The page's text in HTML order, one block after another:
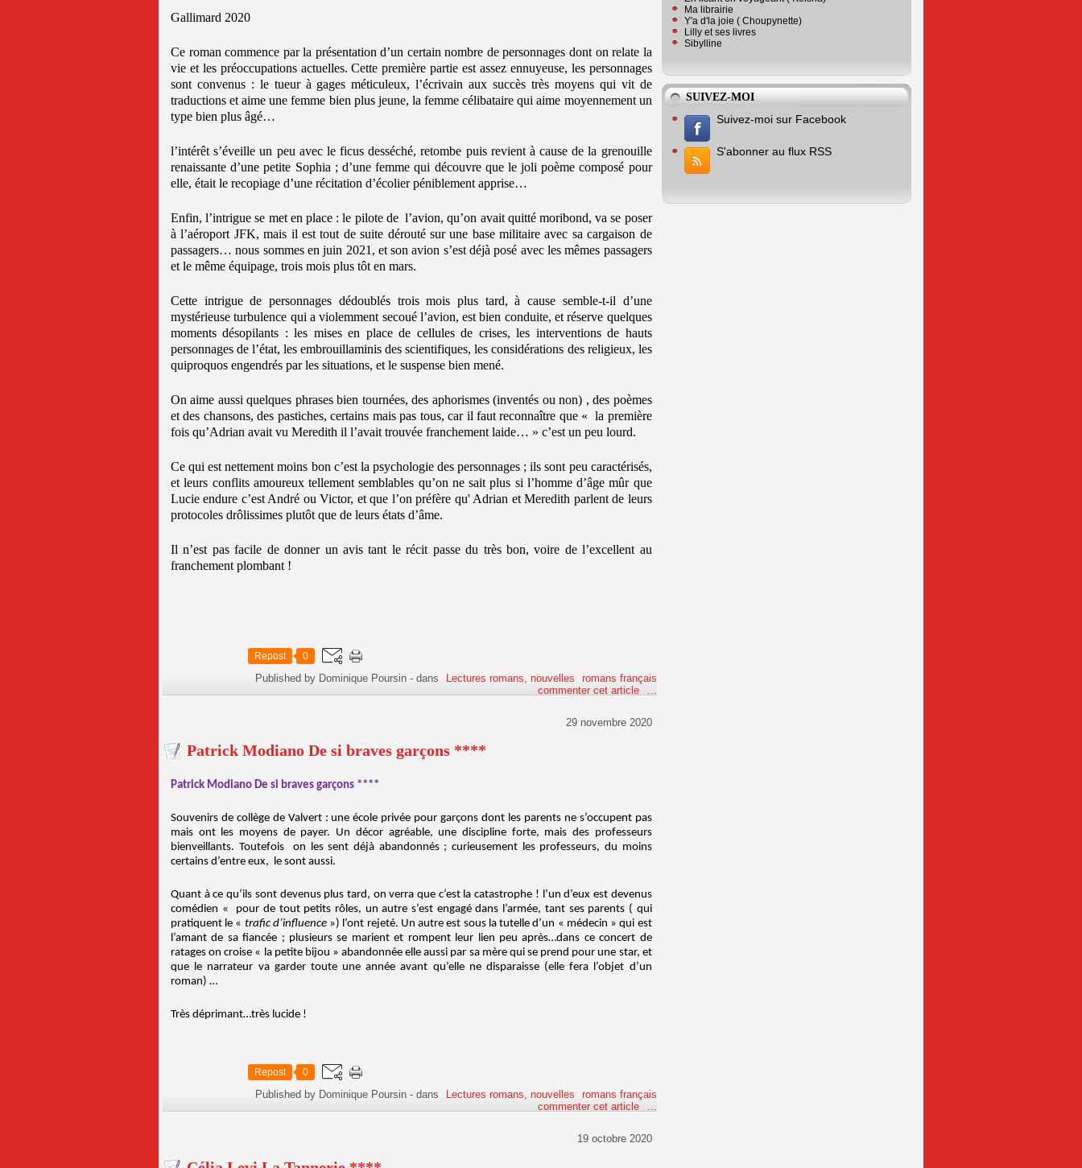
Gallimard 2020
Ce roman commence par la présentation d’un certain nombre de personnages dont on relate la
vie et les préoccupations actuelles. Cette première partie est assez ennuyeuse, les personnages
sont convenus : le tueur à gages méticuleux, l’écrivain aux succès très moyens qui vit de
traductions et aime une femme bien plus jeune, la femme célibataire qui aime moyennement un
type bien plus âgé…
l’intérêt s’éveille un peu avec le ficus desséché, retombe puis revient à cause de la grenouille
renaissante d’une petite Sophia ; d’une femme qui découvre que le joli poème composé pour
elle, était le recopiage d’une récitation d’écolier péniblement apprise…
Enfin, l’intrigue se met en place : le pilote de l’avion, qu’on avait quitté moribond, va se poser
à l’aéroport JFK, mais il est tout de suite dérouté sur une base militaire avec sa cargaison de
passagers… nous sommes en juin 2021, et son avion s’est déjà posé avec les mêmes passagers
et le même équipage, trois mois plus tôt en mars.
Cette intrigue de personnages dédoublés trois mois plus tard, à cause semble-t-il d’une
mystérieuse turbulence qui a violemment secoué l’avion, est bien conduite, et réserve quelques
moments désopilants : les mises en place de cellules de crises, les interventions de hauts
personnages de l’état, les embrouillaminis des scientifiques, les considérations des religieux, les
quiproquos engendrés par les situations, et le suspense bien mené.
On aime aussi quelques phrases bien tournées, des aphorismes (inventés ou non) , des poèmes
et des chansons, des pastiches, certains mais pas tous, car il faut reconnaître que « la première
fois qu’Adrian avait vu Meredith il l’avait trouvée franchement laide… » c’est un peu lourd.
Ce qui est nettement moins bon c’est la psychologie des personnages ; ils sont peu caractérisés,
et leurs conflits amoureux tellement semblables qu’on ne sait plus si l’homme d’âge mûr que
Lucie endure c’est André ou Victor, et que l’on préfère qu' Adrian et Meredith parlent de leurs
protocoles drôlissimes plutôt que de leurs états d’âme.
Il n’est pas facile de donner un avis tant le récit passe du très bon, voire de l’excellent au
franchement plombant !
Repost 0
Published by Dominique Poursin -dans Lectures romans, nouvelles
romans français
commenter cet article
29 novembre 2020
Patrick Modiano De si braves garçons ****
Patrick Modiano De si braves garçons ****
Souvenirs de collège de Valvert : une école privée pour garçons dont les parents ne s’occupent pas
mais ont les moyens de payer. Un décor agréable, une discipline forte, mais des professeurs
bienveillants. Toutefois on les sent déjà abandonnés ; curieusement les professeurs, du moins
certains d’entre eux, le sont aussi.
Quant à ce qu’ils sont devenus plus tard, on verra que c’est la catastrophe ! l’un d’eux est devenus
comédien « pour de tout petits rôles, un autre s’est engagé dans l’armée, tant ses parents ( qui
pratiquent le « trafic d’influence ») l’ont rejeté. Un autre est sous la tutelle d’un « médecin » qui est
l’amant de sa fiancée ; plusieurs se marient et rompent leur lien peu après…dans ce concert de
ratages on croise « la petite bijou » abandonnée elle aussi par sa mère qui se prend pour une star, et
que le narrateur va garder toute une année avant qu’elle ne disparaisse (elle fera l’objet d’un
roman) …
Très déprimant…très lucide !
Repost 0
Published by Dominique Poursin -dans Lectures romans, nouvelles
romans français
commenter cet article
19 octobre 2020
Ma librairie
Y'a d'la joie ( Choupynette)
Lilly et ses livres
Sibylline
SUIVEZ-MOI
Suivez-moi sur Facebook
S'abonner au flux RSS